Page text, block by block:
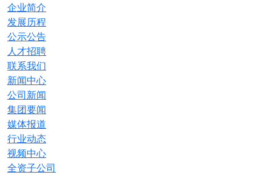
企业简介
发展历程
公示公告
人才招聘
联系我们
新闻中心
公司新闻
集团要闻
媒体报道
行业动态
视频中心
全资子公司